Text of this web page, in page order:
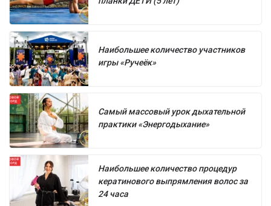
Наибольшее количество участников
игры «Ручеёк»
Самый массовый урок дыхательной
практики «Энергодыхание»
Наибольшее количество процедур
кератинового выпрямления волос за
24 часа